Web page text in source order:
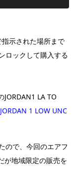
指示された場所まで
ロックして購入する
JORDAN1 LA TO
1 LOW UNC
ので、今回のエアフ
が地域限定の販売を